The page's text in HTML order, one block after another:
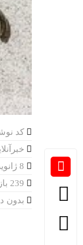
کد نوشته:
بدون